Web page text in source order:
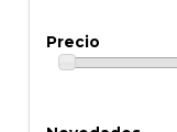
Precio